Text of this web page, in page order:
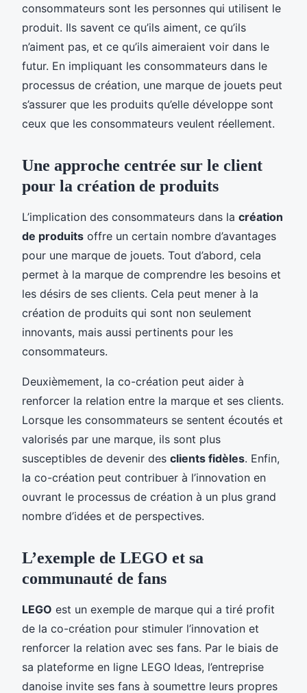
consommateurs sont les personnes qui utilisent le
produit. Ils savent ce qu’ils aiment, ce qu’ils
n’aiment pas, et ce qu’ils aimeraient voir dans le
futur. En impliquant les consommateurs dans le
processus de création, une marque de jouets peut
s’assurer que les produits qu’elle développe sont
ceux que les consommateurs veulent réellement.
Une approche centrée sur le client
pour la création de produits
L’implication des consommateurs dans la création
de produits offre un certain nombre d’avantages
pour une marque de jouets. Tout d’abord, cela
permet à la marque de comprendre les besoins et
les désirs de ses clients. Cela peut mener à la
création de produits qui sont non seulement
innovants, mais aussi pertinents pour les
consommateurs.
Deuxièmement, la co-création peut aider à
renforcer la relation entre la marque et ses clients.
Lorsque les consommateurs se sentent écoutés et
valorisés par une marque, ils sont plus
susceptibles de devenir des clients fidèles. Enfin,
la co-création peut contribuer à l’innovation en
ouvrant le processus de création à un plus grand
nombre d’idées et de perspectives.
L’exemple de LEGO et sa
communauté de fans
LEGO est un exemple de marque qui a tiré profit
de la co-création pour stimuler l’innovation et
renforcer la relation avec ses fans. Par le biais de
sa plateforme en ligne LEGO Ideas, l’entreprise
danoise invite ses fans à soumettre leurs propres